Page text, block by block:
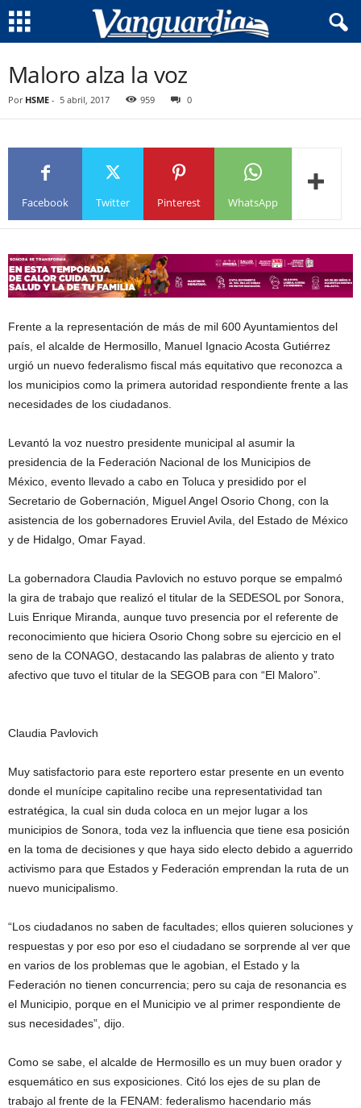
Maloro alza la voz
Por HSME - 5 abril, 2017 959 0
Facebook Twitter Pinterest WhatsApp
Frente a la representación de más de mil 600 Ayuntamientos del
país, el alcalde de Hermosillo, Manuel Ignacio Acosta Gutiérrez
urgió un nuevo federalismo fiscal más equitativo que reconozca a
los municipios como la primera autoridad respondiente frente a las
necesidades de los ciudadanos.
Levantó la voz nuestro presidente municipal al asumir la
presidencia de la Federación Nacional de los Municipios de
México, evento llevado a cabo en Toluca y presidido por el
Secretario de Gobernación, Miguel Angel Osorio Chong, con la
asistencia de los gobernadores Eruviel Avila, del Estado de México
y de Hidalgo, Omar Fayad.
La gobernadora Claudia Pavlovich no estuvo porque se empalmó
la gira de trabajo que realizó el titular de la SEDESOL por Sonora,
Luis Enrique Miranda, aunque tuvo presencia por el referente de
reconocimiento que hiciera Osorio Chong sobre su ejercicio en el
seno de la CONAGO, destacando las palabras de aliento y trato
afectivo que tuvo el titular de la SEGOB para con “El Maloro”.
Claudia Pavlovich
Muy satisfactorio para este reportero estar presente en un evento
donde el munícipe capitalino recibe una representatividad tan
estratégica, la cual sin duda coloca en un mejor lugar a los
municipios de Sonora, toda vez la influencia que tiene esa posición
en la toma de decisiones y que haya sido electo debido a aguerrido
activismo para que Estados y Federación emprendan la ruta de un
nuevo municipalismo.
“Los ciudadanos no saben de facultades; ellos quieren soluciones y
respuestas y por eso por eso el ciudadano se sorprende al ver que
en varios de los problemas que le agobian, el Estado y la
Federación no tienen concurrencia; pero su caja de resonancia es
el Municipio, porque en el Municipio ve al primer respondiente de
sus necesidades”, dijo.
Como se sabe, el alcalde de Hermosillo es un muy buen orador y
esquemático en sus exposiciones. Citó los ejes de su plan de
trabajo al frente de la FENAM: federalismo hacendario más